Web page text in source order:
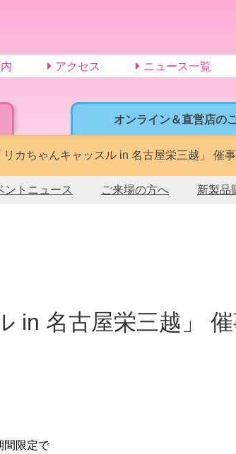
オンライン＆直営店の
アクセス ニュース一覧
リカちゃんキャッスル in 名古屋栄三越」 催
ントニュース ご来場の方へ 新製品
間限定で